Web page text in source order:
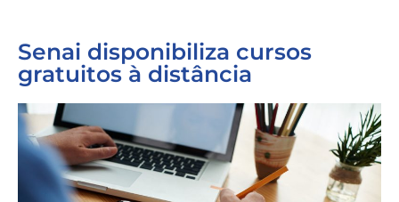
Senai disponibiliza cursos
gratuitos à distância